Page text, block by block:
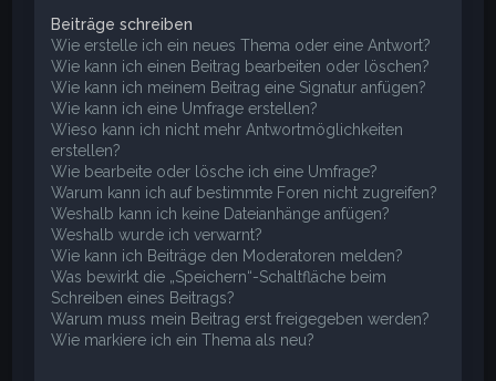
Beiträge schreiben
Wie erstelle ich ein neues Thema oder eine Antwort?
Wie kann ich einen Beitrag bearbeiten oder löschen?
Wie kann ich meinem Beitrag eine Signatur anfügen?
Wie kann ich eine Umfrage erstellen?
Wieso kann ich nicht mehr Antwortmöglichkeiten
erstellen?
Wie bearbeite oder lösche ich eine Umfrage?
Warum kann ich auf bestimmte Foren nicht zugreifen?
Weshalb kann ich keine Dateianhänge anfügen?
Weshalb wurde ich verwarnt?
Wie kann ich Beiträge den Moderatoren melden?
Was bewirkt die „Speichern“-Schaltfläche beim
Schreiben eines Beitrags?
Warum muss mein Beitrag erst freigegeben werden?
Wie markiere ich ein Thema als neu?